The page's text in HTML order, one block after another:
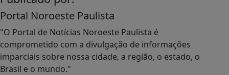
Portal Noroeste Paulista
"O Portal de Notícias Noroeste Paulista é
comprometido com a divulgação de informações
imparciais sobre nossa cidade, a região, o estado, o
Brasil e o mundo."